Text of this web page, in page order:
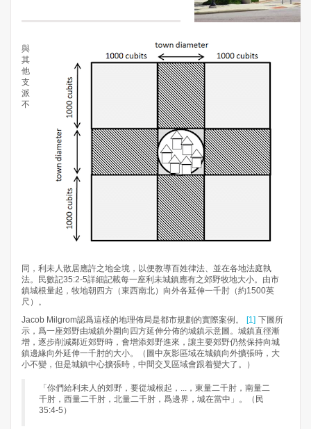
與
其
他
支
派
不
同，利未人散居應許之地全境，以便教導百姓律法、並在各地法庭執
法。民數記35:2-5詳細記載每一座利未城鎮應有之郊野牧地大小。由市
鎮城根量起，牧地朝四方（東西南北）向外各延伸一千肘（約1500英
尺）。
Jacob Milgrom認爲這樣的地理佈局是都市規劃的實際案例。
[1] 下圖所
示，爲一座郊野由城鎮外圍向四方延伸分佈的城鎮示意圖。城鎮直徑漸
增，逐步削減鄰近郊野時，會增添郊野進來，讓主要郊野仍然保持向城
鎮邊緣向外延伸一千肘的大小。（圖中灰影區域在城鎮向外擴張時，大
小不變，但是城鎮中心擴張時，中間交叉區域會跟着變大了。）
「你們給利未人的郊野，要從城根起，...，東量二千肘，南量二
千肘，西量二千肘，北量二千肘，爲邊界，城在當中」。（民
35:4-5）